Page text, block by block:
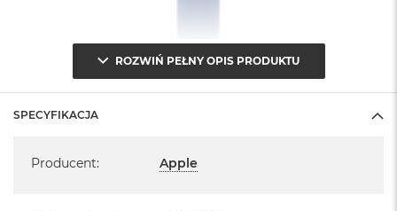
ROZWIŃ PEŁNY OPIS PRODUKTU
SPECYFIKACJA
Producent: Apple